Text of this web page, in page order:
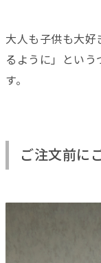
大人も子供も大好
るように」という
す。
ご注文前に